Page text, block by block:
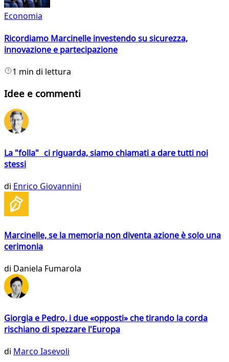
Economia
Ricordiamo Marcinelle investendo su sicurezza,
innovazione e partecipazione
1 min di lettura
Idee e commenti
La "folla" ci riguarda, siamo chiamati a dare tutti noi
stessi
di Enrico Giovannini
Marcinelle, se la memoria non diventa azione è solo una
cerimonia
di Daniela Fumarola
Giorgia e Pedro, i due «opposti» che tirando la corda
rischiano di spezzare l'Europa
di Marco Iasevoli